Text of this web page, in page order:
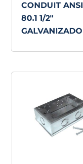
CONDUIT ANSI
80.1 1/2″
GALVANIZADO